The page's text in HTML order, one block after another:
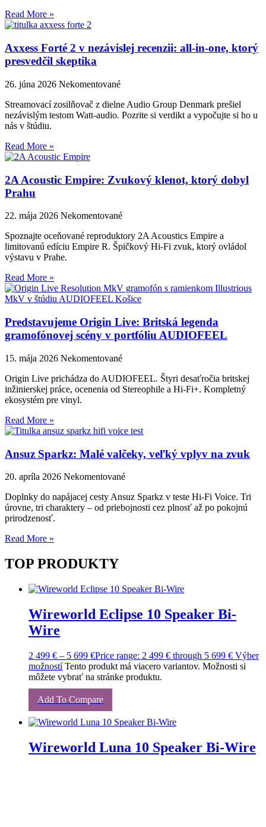
Read More »
Axxess Forté 2 v nezávislej recenzii: all-in-one, ktorý
presvedčil skeptika
26. júna 2026 Nekomentované
Streamovací zosilňovač z dielne Audio Group Denmark prešiel
nezávislým testom Watt-audio. Pozrite si verdikt a vypočujte si ho u
nás v štúdiu.
Read More »
2A Acoustic Empire: Zvukový klenot, ktorý dobyl
Prahu
22. mája 2026 Nekomentované
Spoznajte oceňované reproduktory 2A Acoustics Empire a
limitovanú edíciu Empire R. Špičkový Hi-Fi zvuk, ktorý ovládol
výstavu v Prahe.
Read More »
Predstavujeme Origin Live: Britská legenda
gramofónovej scény v portfóliu AUDIOFEEL
15. mája 2026 Nekomentované
Origin Live prichádza do AUDIOFEEL. Štyri desaťročia britskej
inžinierskej práce, ocenenia od Stereophile a Hi-Fi+. Kompletný
ekosystém pre vinyl.
Read More »
Ansuz Sparkz: Malé valčeky, veľký vplyv na zvuk
20. apríla 2026 Nekomentované
Doplnky do napájacej cesty Ansuz Sparkz v teste Hi-Fi Voice. Tri
úrovne, tri charaktery – od priebojnosti cez plnosť až po pokojnú
prirodzenosť.
Read More »
TOP PRODUKTY
Wireworld Eclipse 10 Speaker Bi-
Wire
2 499 € – 5 699 €Price range: 2 499 € through 5 699 € Výber
možností Tento produkt má viacero variantov. Možnosti si
môžete vybrať na stránke produktu.
Add To Compare
Wireworld Luna 10 Speaker Bi-Wire